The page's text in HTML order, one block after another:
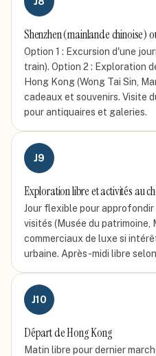
Shenzhen (mainlande chinoise)
Option 1 : Excursion d'une
train). Option 2 : Exploration
Hong Kong (Wong Tai Sin,
cadeaux et souvenirs. Visite
pour antiquaires et galeries.
J9
Exploration libre et activités au
Jour flexible pour
visités (Musée du patrimoine,
commerciaux de luxe si
urbaine. Après-midi libre
J10
Départ de Hong Kong
Matin libre pour dernier